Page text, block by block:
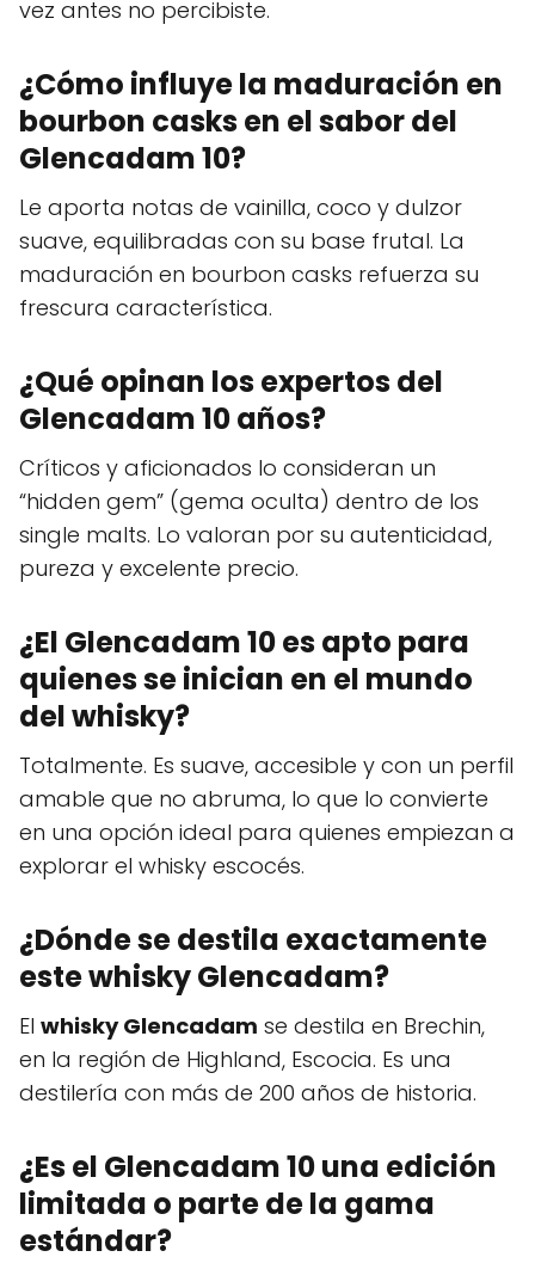
vez antes no percibiste.
¿Cómo influye la maduración en
bourbon casks en el sabor del
Glencadam 10?
Le aporta notas de vainilla, coco y dulzor
suave, equilibradas con su base frutal. La
maduración en bourbon casks refuerza su
frescura característica.
¿Qué opinan los expertos del
Glencadam 10 años?
Críticos y aficionados lo consideran un
“hidden gem” (gema oculta) dentro de los
single malts. Lo valoran por su autenticidad,
pureza y excelente precio.
¿El Glencadam 10 es apto para
quienes se inician en el mundo
del whisky?
Totalmente. Es suave, accesible y con un perfil
amable que no abruma, lo que lo convierte
en una opción ideal para quienes empiezan a
explorar el whisky escocés.
¿Dónde se destila exactamente
este whisky Glencadam?
El whisky Glencadam se destila en Brechin,
en la región de Highland, Escocia. Es una
destilería con más de 200 años de historia.
¿Es el Glencadam 10 una edición
limitada o parte de la gama
estándar?